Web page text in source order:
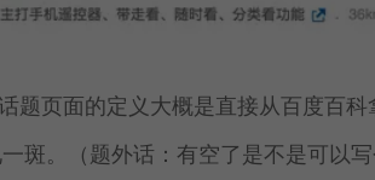
题页面的定义大概是直接从百度百
斑。（题外话：有空了是不是可以